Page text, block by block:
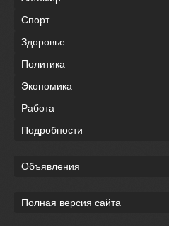
Спорт
Здоровье
Политика
Экономика
Работа
Подробности
Объявления
Полная версия сайта